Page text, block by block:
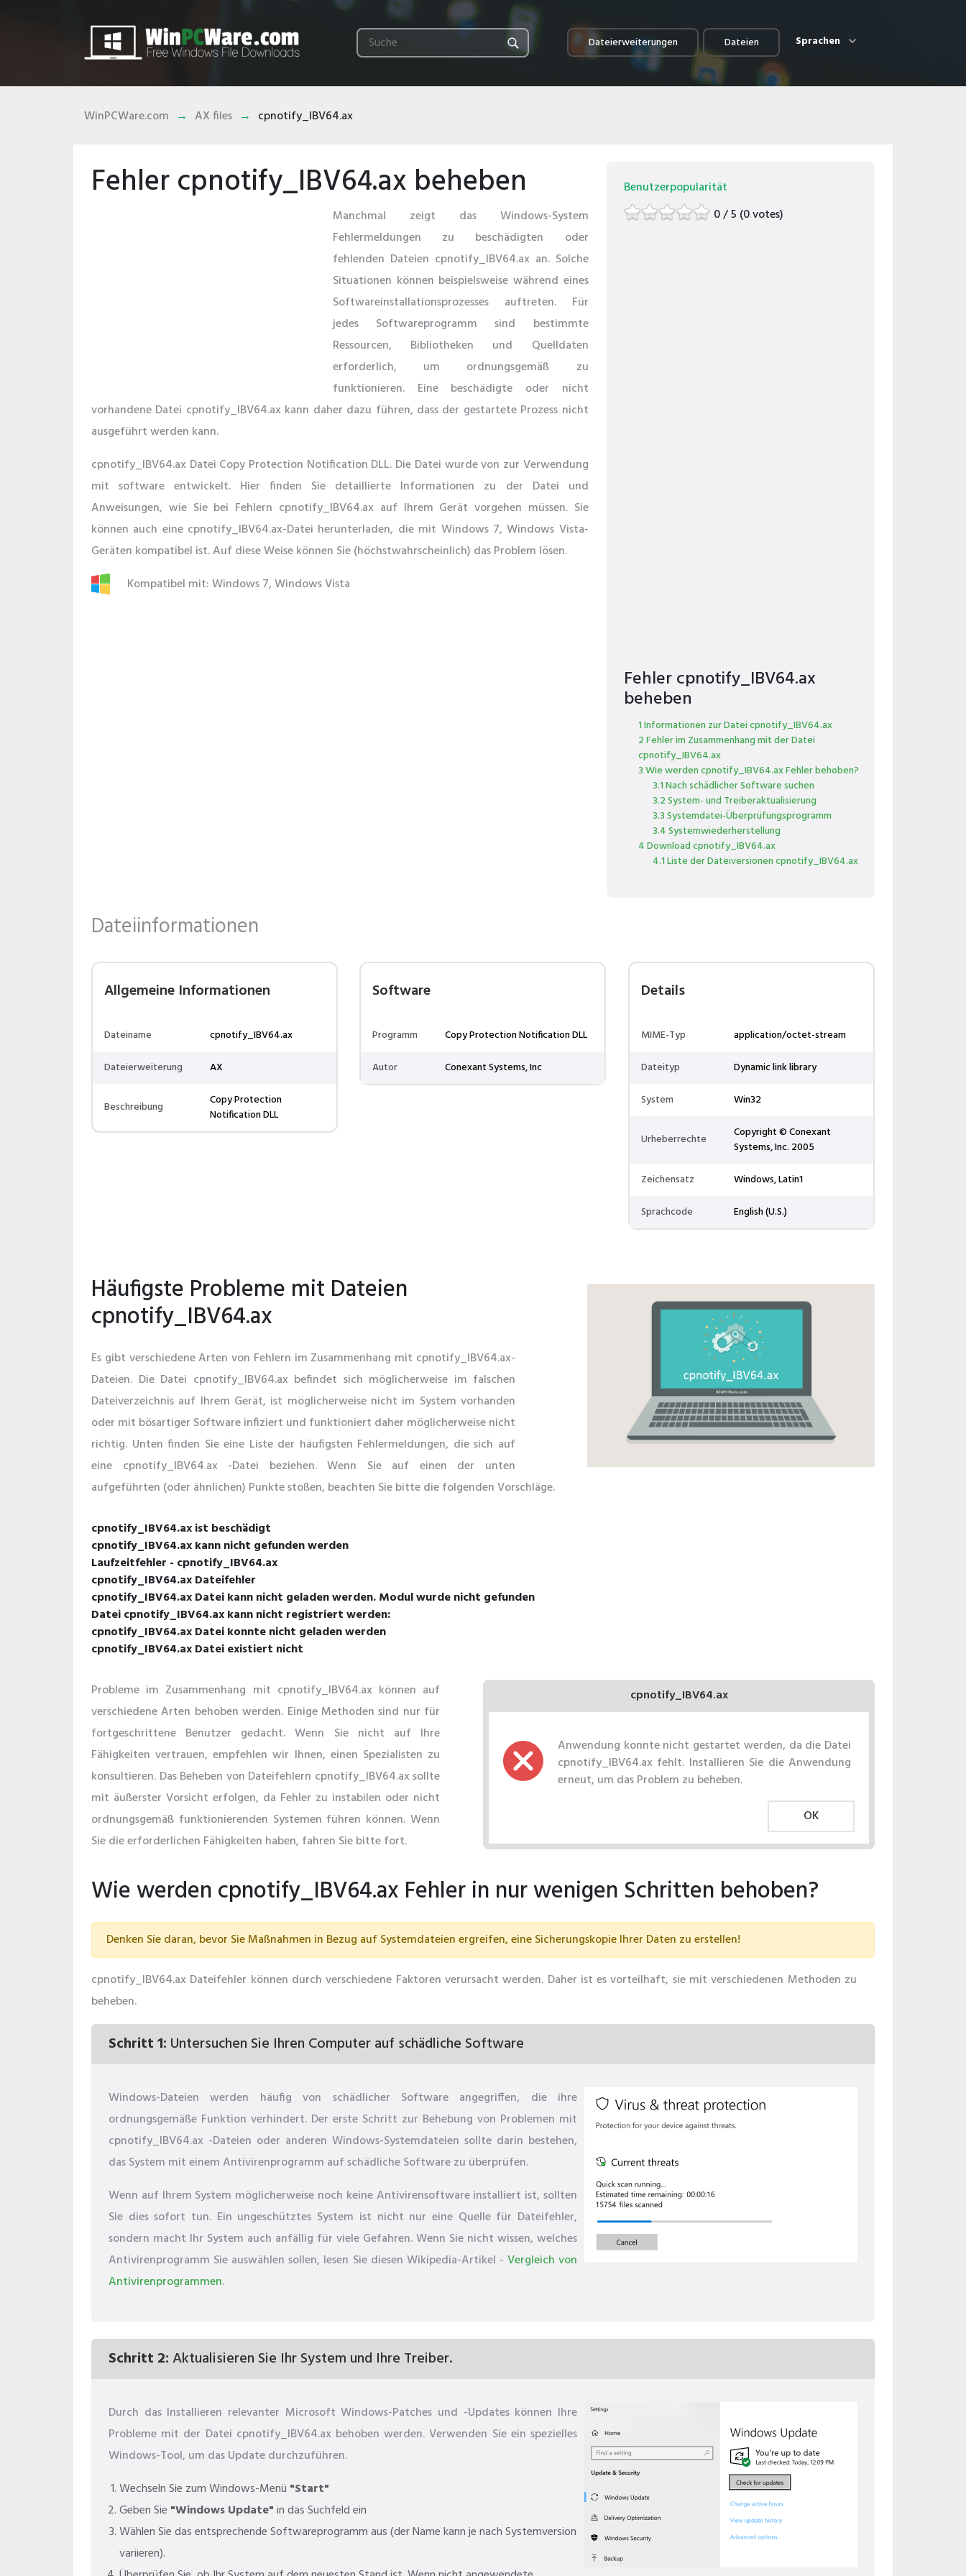
Dateierweiterungen Dateien Sprachen
WinPCWare.com AX files cpnotify_IBV64.ax
Fehler cpnotify_IBV64.ax beheben
Manchmal zeigt das Windows-System
Fehlermeldungen zu beschädigten oder
fehlenden Dateien cpnotify_IBV64.ax an. Solche
Situationen können beispielsweise während eines
Softwareinstallationsprozesses auftreten. Für
jedes Softwareprogramm sind bestimmte
Ressourcen, Bibliotheken und Quelldaten
erforderlich, um ordnungsgemäß zu
funktionieren. Eine beschädigte oder nicht
vorhandene Datei cpnotify_IBV64.ax kann daher dazu führen, dass der gestartete Prozess nicht
ausgeführt werden kann.
cpnotify_IBV64.ax Datei Copy Protection Notification DLL. Die Datei wurde von zur Verwendung
mit software entwickelt. Hier finden Sie detaillierte Informationen zu der Datei und
Anweisungen, wie Sie bei Fehlern cpnotify_IBV64.ax auf Ihrem Gerät vorgehen müssen. Sie
können auch eine cpnotify_IBV64.ax-Datei herunterladen, die mit Windows 7, Windows Vista-
Geräten kompatibel ist. Auf diese Weise können Sie (höchstwahrscheinlich) das Problem lösen.
Kompatibel mit: Windows 7, Windows Vista
Benutzerpopularität
0 / 5 (0 votes)
Fehler cpnotify_IBV64.ax
beheben
1 Informationen zur Datei cpnotify_IBV64.ax
2 Fehler im Zusammenhang mit der Datei
cpnotify_IBV64.ax
3 Wie werden cpnotify_IBV64.ax Fehler behoben?
3.1 Nach schädlicher Software suchen
3.2 System- und Treiberaktualisierung
3.3 Systemdatei-Überprüfungsprogramm
3.4 Systemwiederherstellung
4 Download cpnotify_IBV64.ax
4.1 Liste der Dateiversionen cpnotify_IBV64.ax
Dateiinformationen
Allgemeine Informationen
Dateiname
cpnotify_IBV64.ax
Dateierweiterung
AX
Beschreibung
Copy Protection
Notification DLL
Software
Programm
Copy Protection Notification DLL
Autor
Conexant Systems, Inc
Details
MIME-Typ
application/octet-stream
Dateityp
Dynamic link library
System
Win32
Urheberrechte
Copyright © Conexant
Systems, Inc. 2005
Zeichensatz
Windows, Latin1
Sprachcode
English (U.S.)
Häufigste Probleme mit Dateien
cpnotify_IBV64.ax
Es gibt verschiedene Arten von Fehlern im Zusammenhang mit cpnotify_IBV64.ax-
Dateien. Die Datei cpnotify_IBV64.ax befindet sich möglicherweise im falschen
Dateiverzeichnis auf Ihrem Gerät, ist möglicherweise nicht im System vorhanden
oder mit bösartiger Software infiziert und funktioniert daher möglicherweise nicht
richtig. Unten finden Sie eine Liste der häufigsten Fehlermeldungen, die sich auf
eine cpnotify_IBV64.ax -Datei beziehen. Wenn Sie auf einen der unten
aufgeführten (oder ähnlichen) Punkte stoßen, beachten Sie bitte die folgenden Vorschläge.
cpnotify_IBV64.ax ist beschädigt
cpnotify_IBV64.ax kann nicht gefunden werden
Laufzeitfehler - cpnotify_IBV64.ax
cpnotify_IBV64.ax Dateifehler
cpnotify_IBV64.ax Datei kann nicht geladen werden. Modul wurde nicht gefunden
Datei cpnotify_IBV64.ax kann nicht registriert werden:
cpnotify_IBV64.ax Datei konnte nicht geladen werden
cpnotify_IBV64.ax Datei existiert nicht
cpnotify_IBV64.ax
Anwendung konnte nicht gestartet werden, da die Datei
cpnotify_IBV64.ax fehlt. Installieren Sie die Anwendung
erneut, um das Problem zu beheben.
OK
Probleme im Zusammenhang mit cpnotify_IBV64.ax können auf
verschiedene Arten behoben werden. Einige Methoden sind nur für
fortgeschrittene Benutzer gedacht. Wenn Sie nicht auf Ihre
Fähigkeiten vertrauen, empfehlen wir Ihnen, einen Spezialisten zu
konsultieren. Das Beheben von Dateifehlern cpnotify_IBV64.ax sollte
mit äußerster Vorsicht erfolgen, da Fehler zu instabilen oder nicht
ordnungsgemäß funktionierenden Systemen führen können. Wenn
Sie die erforderlichen Fähigkeiten haben, fahren Sie bitte fort.
Wie werden cpnotify_IBV64.ax Fehler in nur wenigen Schritten behoben?
Denken Sie daran, bevor Sie Maßnahmen in Bezug auf Systemdateien ergreifen, eine Sicherungskopie Ihrer Daten zu erstellen!
cpnotify_IBV64.ax Dateifehler können durch verschiedene Faktoren verursacht werden. Daher ist es vorteilhaft, sie mit verschiedenen Methoden zu
beheben.
Schritt 1: Untersuchen Sie Ihren Computer auf schädliche Software
Windows-Dateien werden häufig von schädlicher Software angegriffen, die ihre
ordnungsgemäße Funktion verhindert. Der erste Schritt zur Behebung von Problemen mit
cpnotify_IBV64.ax -Dateien oder anderen Windows-Systemdateien sollte darin bestehen,
das System mit einem Antivirenprogramm auf schädliche Software zu überprüfen.
Wenn auf Ihrem System möglicherweise noch keine Antivirensoftware installiert ist, sollten
Sie dies sofort tun. Ein ungeschütztes System ist nicht nur eine Quelle für Dateifehler,
sondern macht Ihr System auch anfällig für viele Gefahren. Wenn Sie nicht wissen, welches
Antivirenprogramm Sie auswählen sollen, lesen Sie diesen Wikipedia-Artikel - Vergleich von
Antivirenprogrammen.
Schritt 2:Aktualisieren Sie Ihr System und Ihre Treiber.
Durch das Installieren relevanter Microsoft Windows-Patches und -Updates können Ihre
Probleme mit der Datei cpnotify_IBV64.ax behoben werden. Verwenden Sie ein spezielles
Windows-Tool, um das Update durchzuführen.
Wechseln Sie zum Windows-Menü "Start"
Geben Sie "Windows Update"in das Suchfeld ein
Wählen Sie das entsprechende Softwareprogramm aus (der Name kann je nach Systemversion
variieren).